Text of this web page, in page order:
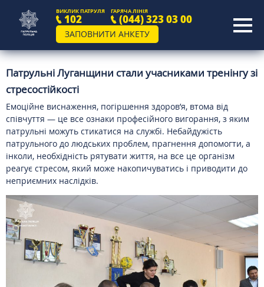
ВИКЛИК ПАТРУЛЯ
102
ГАРЯЧА ЛІНІЯ
(044) 323 03 00
ЗАПОВНИТИ АНКЕТУ
Патрульні Луганщини стали учасниками тренінгу зі
стресостійкості
Емоційне виснаження, погіршення здоров’я, втома від
співчуття — це все ознаки професійного вигорання, з яким
патрульні можуть стикатися на службі. Небайдужість
патрульного до людських проблем, прагнення допомогти, а
інколи, необхідність рятувати життя, на все це організм
реагує стресом, який може накопичуватись і приводити до
неприємних наслідків.